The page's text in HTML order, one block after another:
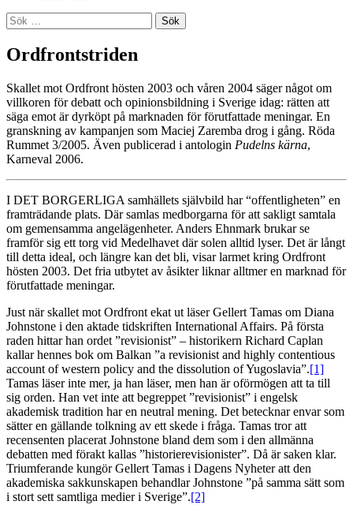
Sök
efter:
Ordfrontstriden
Skallet mot Ordfront hösten 2003 och våren 2004 säger något om
villkoren för debatt och opinionsbildning i Sverige idag: rätten att
säga emot är dyrköpt på marknaden för förutfattade meningar. En
granskning av kampanjen som Maciej Zaremba drog i gång. Röda
Rummet 3/2005. Även publicerad i antologin Pudelns kärna,
Karneval 2006.
I DET BORGERLIGA samhällets självbild har “offentligheten” en
framträdande plats. Där samlas medborgarna för att sakligt samtala
om gemensamma angelägenheter. Anders Ehnmark brukar se
framför sig ett torg vid Medelhavet där solen alltid lyser. Det är långt
till detta ideal, och längre kan det bli, visar larmet kring Ordfront
hösten 2003. Det fria utbytet av åsikter liknar alltmer en marknad för
förutfattade meningar.
Just när skallet mot Ordfront ekat ut läser Gellert Tamas om Diana
Johnstone i den aktade tidskriften International Affairs. På första
raden hittar han ordet ”revisionist” – historikern Richard Caplan
kallar hennes bok om Balkan ”a revisionist and highly contentious
account of western policy and the dissolution of Yugoslavia”.[1]
Tamas läser inte mer, ja han läser, men han är oförmögen att ta till
sig orden. Han vet inte att begreppet ”revisionist” i engelsk
akademisk tradition har en neutral mening. Det betecknar envar som
sätter en gällande tolkning av ett skede i fråga. Tamas tror att
recensenten placerat Johnstone bland dem som i den allmänna
debatten med förakt kallas ”historierevisionister”. Då är saken klar.
Triumferande kungör Gellert Tamas i Dagens Nyheter att den
akademiska sakkunskapen behandlar Johnstone ”på samma sätt som
i stort sett samtliga medier i Sverige”.[2]